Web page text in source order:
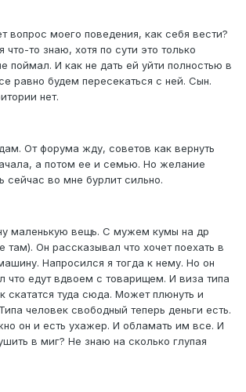
вопрос моего поведения, как себя вести?
что-то знаю, хотя по сути это только
поймал. И как не дать ей уйти полностью в
равно будем пересекаться с ней. Сын.
нет.
От форума жду, советов как вернуть
а потом ее и семью. Но желание
сейчас во мне бурлит сильно.
маленькую вещь. С мужем кумы на др
там). Он рассказывал что хочет поехать в
Напросился я тогда к нему. Но он
что едут вдвоем с товарищем. И виза типа
скататся туда сюда. Может плюнуть и
человек свободный теперь деньги есть.
он и есть ухажер. И обламать им все. И
в миг? Не знаю на сколько глупая